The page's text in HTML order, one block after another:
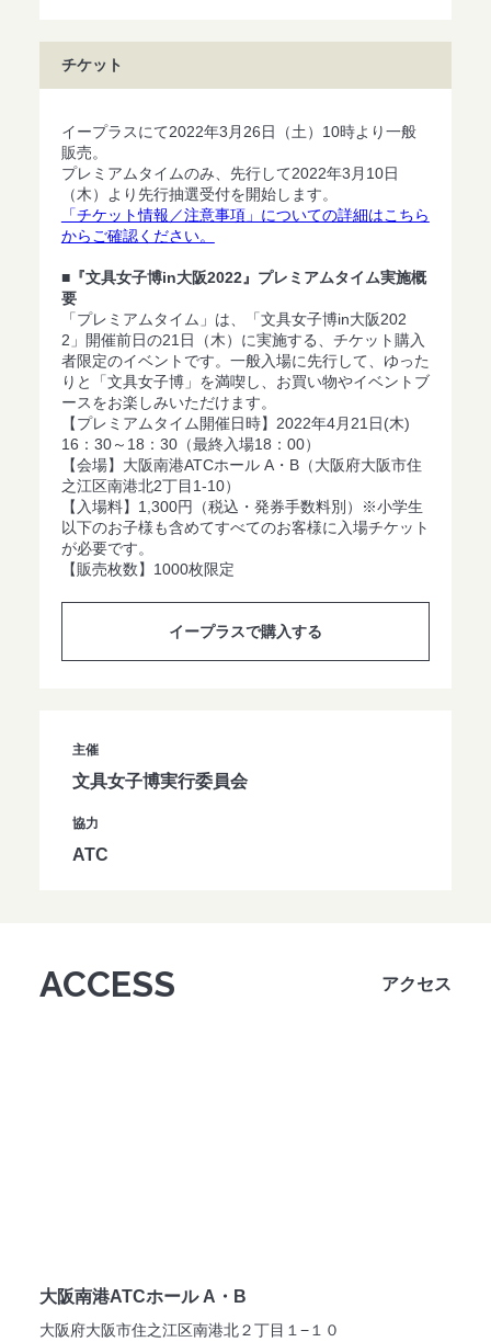
チケット
イープラスにて2022年3月26日（土）10時より一般
販売。
プレミアムタイムのみ、先行して2022年3月10日
（木）より先行抽選受付を開始します。
「チケット情報／注意事項」についての詳細はこちら
からご確認ください。
■『文具女子博in大阪2022』プレミアムタイム実施概
要
「プレミアムタイム」は、「文具女子博in大阪202
2」開催前日の21日（木）に実施する、チケット購入
者限定のイベントです。一般入場に先行して、ゆった
りと「文具女子博」を満喫し、お買い物やイベントブ
ースをお楽しみいただけます。
【プレミアムタイム開催日時】2022年4月21日(木)
16：30～18：30（最終入場18：00）
【会場】大阪南港ATCホール A・B（大阪府大阪市住
之江区南港北2丁目1-10）
【入場料】1,300円（税込・発券手数料別）※小学生
以下のお子様も含めてすべてのお客様に入場チケット
が必要です。
【販売枚数】1000枚限定
イープラスで購入する
主催
文具女子博実行委員会
協力
ATC
ACCESS アクセス
大阪南港ATCホール A・B
大阪府大阪市住之江区南港北２丁目１−１０